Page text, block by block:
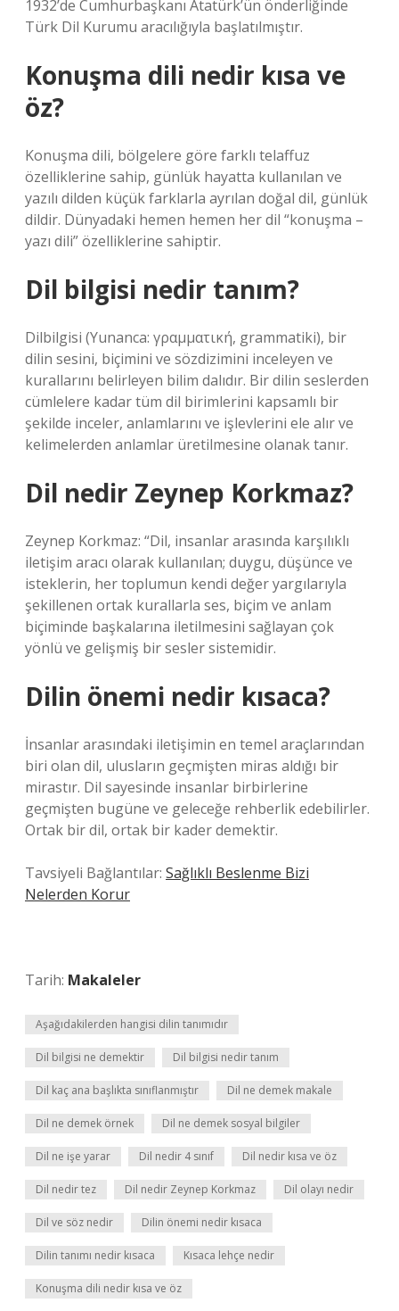
1932’de Cumhurbaşkanı Atatürk’ün önderliğinde
Türk Dil Kurumu aracılığıyla başlatılmıştır.
Konuşma dili nedir kısa ve
öz?
Konuşma dili, bölgelere göre farklı telaffuz
özelliklerine sahip, günlük hayatta kullanılan ve
yazılı dilden küçük farklarla ayrılan doğal dil, günlük
dildir. Dünyadaki hemen hemen her dil “konuşma –
yazı dili” özelliklerine sahiptir.
Dil bilgisi nedir tanım?
Dilbilgisi (Yunanca: γραμματική, grammatiki), bir
dilin sesini, biçimini ve sözdizimini inceleyen ve
kurallarını belirleyen bilim dalıdır. Bir dilin seslerden
cümlelere kadar tüm dil birimlerini kapsamlı bir
şekilde inceler, anlamlarını ve işlevlerini ele alır ve
kelimelerden anlamlar üretilmesine olanak tanır.
Dil nedir Zeynep Korkmaz?
Zeynep Korkmaz: “Dil, insanlar arasında karşılıklı
iletişim aracı olarak kullanılan; duygu, düşünce ve
isteklerin, her toplumun kendi değer yargılarıyla
şekillenen ortak kurallarla ses, biçim ve anlam
biçiminde başkalarına iletilmesini sağlayan çok
yönlü ve gelişmiş bir sesler sistemidir.
Dilin önemi nedir kısaca?
İnsanlar arasındaki iletişimin en temel araçlarından
biri olan dil, ulusların geçmişten miras aldığı bir
mirastır. Dil sayesinde insanlar birbirlerine
geçmişten bugüne ve geleceğe rehberlik edebilirler.
Ortak bir dil, ortak bir kader demektir.
Tavsiyeli Bağlantılar: Sağlıklı Beslenme Bizi
Nelerden Korur
Tarih: Makaleler
Aşağıdakilerden hangisi dilin tanımıdır
Dil bilgisi ne demektir Dil bilgisi nedir tanım
Dil kaç ana başlıkta sınıflanmıştır Dil ne demek makale
Dil ne demek örnek Dil ne demek sosyal bilgiler
Dil ne işe yarar Dil nedir 4 sınıf Dil nedir kısa ve öz
Dil nedir tez Dil nedir Zeynep Korkmaz Dil olayı nedir
Dil ve söz nedir Dilin önemi nedir kısaca
Dilin tanımı nedir kısaca Kısaca lehçe nedir
Konuşma dili nedir kısa ve öz